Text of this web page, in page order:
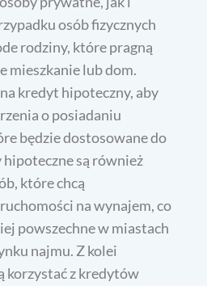
osób fizycznych
rodziny, które pragną
mieszkanie lub dom.
kredyt hipoteczny, aby
o posiadaniu
będzie dostosowane do
są również
które chcą
na wynajem, co
powszechne w miastach
najmu. Z kolei
korzystać z kredytów